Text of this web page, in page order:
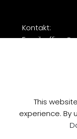
Kontakt:
Email:
© 2026
This
experience. By